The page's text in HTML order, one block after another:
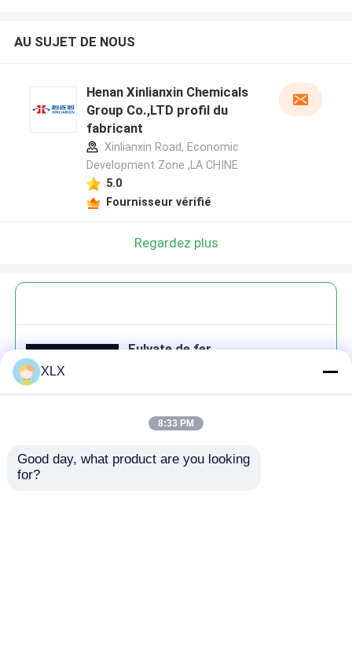
AU SUJET DE NOUS
Henan Xinlianxin Chemicals
Group Co.,LTD profil du
fabricant
Xinlianxin Road, Economic
Development Zone ,LA CHINE
5.0
Fournisseur vérifié
Regardez plus
Fulvate de fer
Continuer
XLX
8:33 PM
Good day, what product are you looking
for?